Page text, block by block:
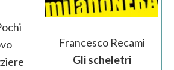
Francesco Recami
Gli scheletri